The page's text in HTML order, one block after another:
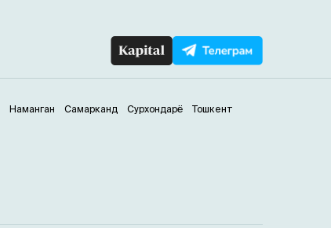
Наманган Самарканд Сурхондарё Тошкент